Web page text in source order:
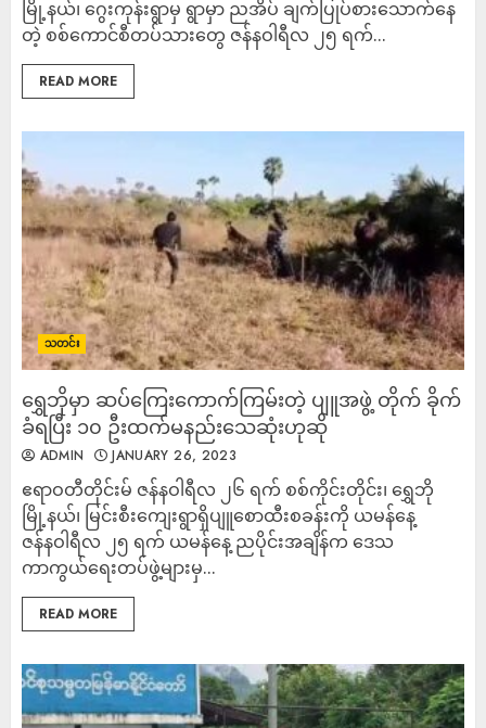
မြို့နယ်၊ ဂွေးကုန်းရွာမှ ရွာမှာ ညအိပ် ချက်ပြုပ်စားသောက်နေ
တဲ့ စစ်ကောင်စီတပ်သားတွေ ဇန်နဝါရီလ ၂၅ ရက်...
READ MORE
သတင်း
ရွှေဘိုမှာ ဆပ်ကြေးကောက်ကြမ်းတဲ့ ပျူအဖွဲ့ တိုက် ခိုက်
ခံရပြီး ၁၀ ဦးထက်မနည်းသေဆုံးဟုဆို
ADMIN JANUARY 26, 2023
ဧရာဝတီတိုင်းမ် ဇန်နဝါရီလ ၂၆ ရက် စစ်ကိုင်းတိုင်း၊ ရွှေဘို
မြို့နယ်၊ မြင်းစီးကျေးရွာရှိပျူစောထီးစခန်းကို ယမန်နေ့
ဇန်နဝါရီလ ၂၅ ရက် ယမန်နေ့ ညပိုင်းအချိန်က ဒေသ
ကာကွယ်ရေးတပ်ဖွဲ့များမှ...
READ MORE